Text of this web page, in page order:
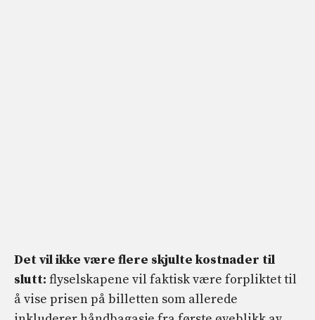
Det vil ikke være flere skjulte kostnader til
slutt: flyselskapene vil faktisk være forpliktet til
å vise prisen på billetten som allerede